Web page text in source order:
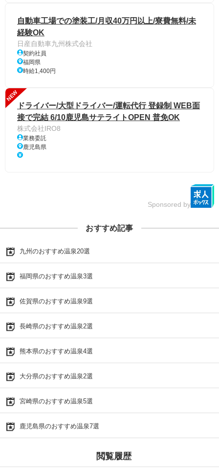
自動車工場での塗装工/月収40万円以上/寮費無料/未
経験OK
日産自動車九州株式会社
契約社員
福岡県
時給1,400円
NEW
ドライバー/大型ドライバー/運転代行 登録制 WEB面
接で完結 6/10鹿児島サテライトOPEN 普免OK
株式会社IRO8
業務委託
鹿児島県
Sponsored by
おすすめ記事
九州のおすすめ温泉20選
福岡県のおすすめ温泉3選
佐賀県のおすすめ温泉9選
長崎県のおすすめ温泉2選
熊本県のおすすめ温泉4選
大分県のおすすめ温泉2選
宮崎県のおすすめ温泉5選
鹿児島県のおすすめ温泉7選
閲覧履歴